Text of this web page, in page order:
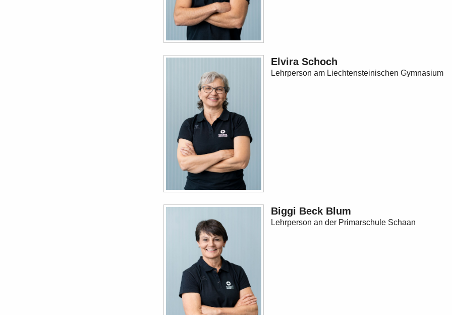
Elvira Schoch
Lehrperson am Liechtensteinischen Gymnasium
Biggi Beck Blum
Lehrperson an der Primarschule Schaan